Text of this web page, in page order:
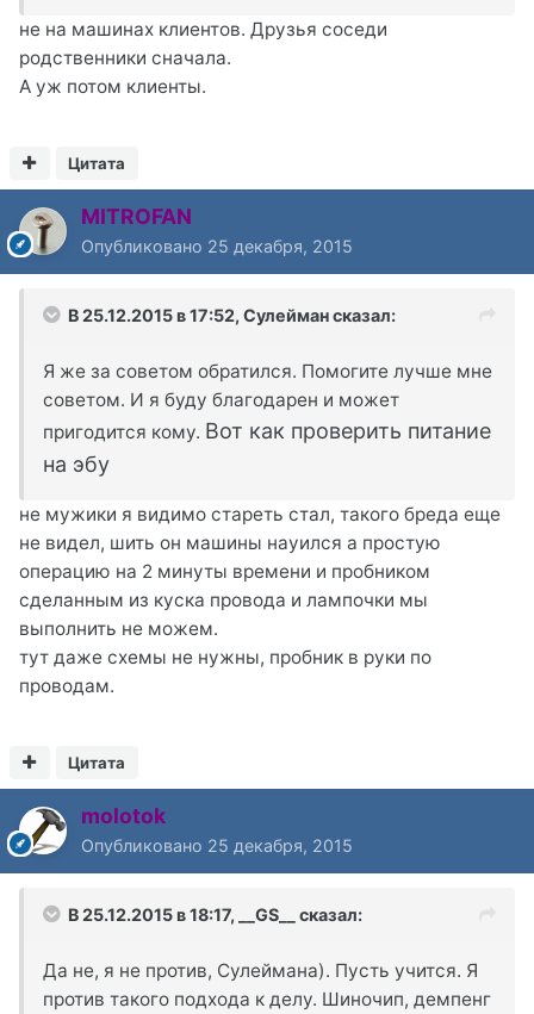
не на машинах клиентов. Друзья соседи
родственники сначала.
А уж потом клиенты.
Цитата
MITROFAN
Опубликовано 25 декабря, 2015
В 25.12.2015 в 17:52, Сулейман сказал:
Я же за советом обратился. Помогите лучше мне
советом. И я буду благодарен и может
пригодится кому. Вот как проверить питание
на эбу
не мужики я видимо стареть стал, такого бреда еще
не видел, шить он машины науился а простую
операцию на 2 минуты времени и пробником
сделанным из куска провода и лампочки мы
выполнить не можем.
тут даже схемы не нужны, пробник в руки по
проводам.
Цитата
molotok
Опубликовано 25 декабря, 2015
В 25.12.2015 в 18:17, __GS__ сказал:
Да не, я не против, Сулеймана). Пусть учится. Я
против такого подхода к делу. Шиночип, демпенг